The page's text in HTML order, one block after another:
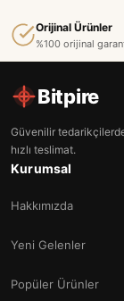
Orijinal Ürünler
%100 orijinal
Bitpire
Güvenilir
hızlı teslimat.
Kurumsal
Hakkımızda
Yeni Gelenler
Popüler Ürünler